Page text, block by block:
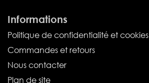
Informations
Politique de confidentialité et cookies
Commandes et retours
Nous contacter
Plan de site